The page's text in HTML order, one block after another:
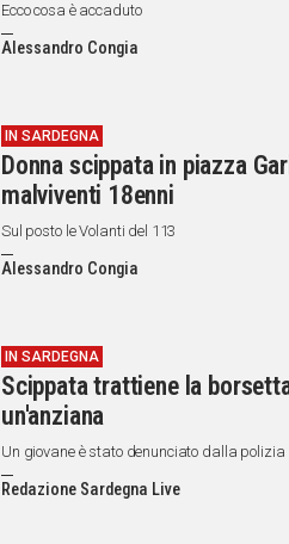
Ecco cosa è accaduto
Alessandro Congia
IN SARDEGNA
Donna scippata in piazza
malviventi 18enni
Sul posto le Volanti del 113
Alessandro Congia
IN SARDEGNA
Scippata trattiene la
un'anziana
Un giovane è stato denunciato dalla polizia
Redazione Sardegna Live